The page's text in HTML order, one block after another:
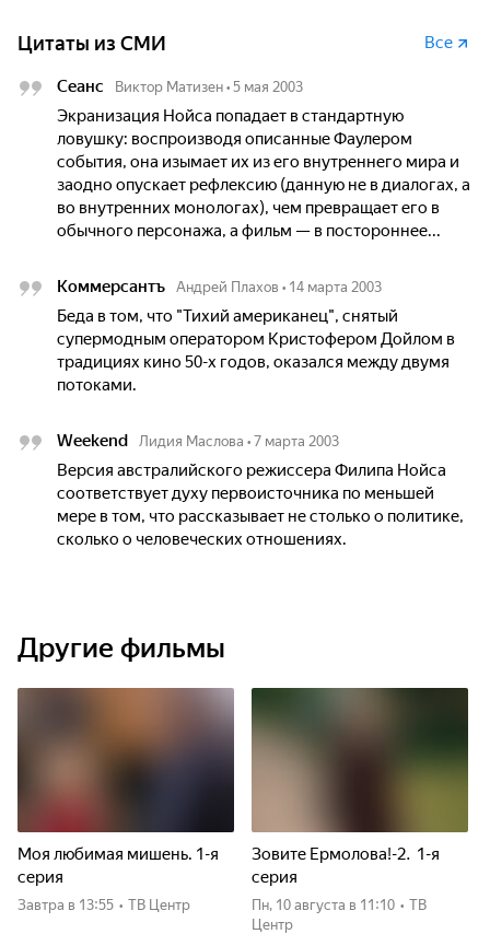
Цитаты из СМИ Все
Сеанс Виктор Матизен • 5 мая 2003
Экранизация Нойса попадает в стандартную
ловушку: воспроизводя описанные Фаулером
события, она изымает их из его внутреннего мира и
заодно опускает рефлексию (данную не в диалогах, а
во внутренних монологах), чем превращает его в
обычного персонажа, а фильм — в постороннее...
Коммерсантъ Андрей Плахов • 14 марта 2003
Беда в том, что "Тихий американец", снятый
супермодным оператором Кристофером Дойлом в
традициях кино 50-х годов, оказался между двумя
потоками.
Weekend Лидия Маслова • 7 марта 2003
Версия австралийского режиссера Филипа Нойса
соответствует духу первоисточника по меньшей
мере в том, что рассказывает не столько о политике,
сколько о человеческих отношениях.
Другие фильмы
Моя любимая мишень. 1-я
серия
Завтра в 13:55 • ТВ Центр
Зовите Ермолова!-2. 1-я
серия
пн, 10 августа в 11:10 • ТВ
Центр